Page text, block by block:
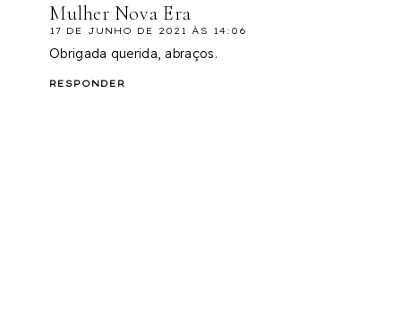
Mulher Nova Era
17 DE JUNHO DE 2021 ÀS 14:06
Obrigada querida, abraços.
RESPONDER